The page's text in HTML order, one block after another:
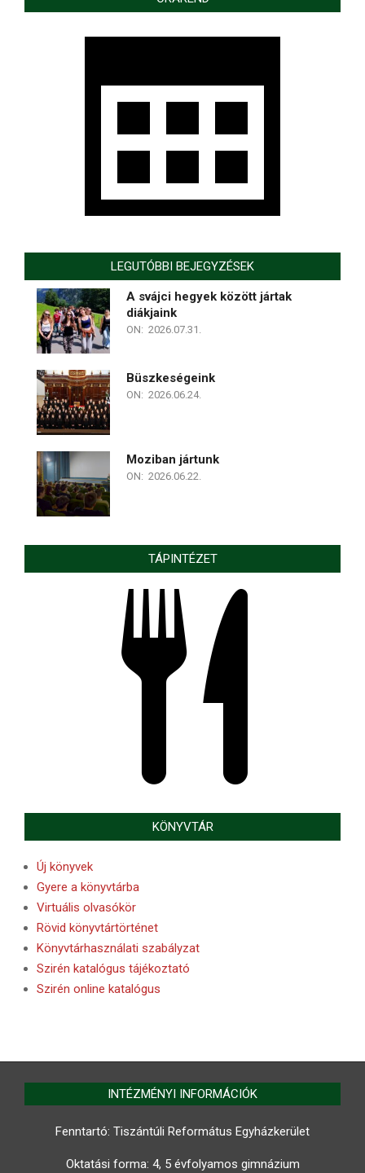
LEGUTÓBBI BEJEGYZÉSEK
A svájci hegyek között jártak
diákjaink
ON: 2026.07.31.
Büszkeségeink
ON: 2026.06.24.
Moziban jártunk
ON: 2026.06.22.
TÁPINTÉZET
KÖNYVTÁR
Új könyvek
Gyere a könyvtárba
Virtuális olvasókör
Rövid könyvtártörténet
Könyvtárhasználati szabályzat
Szirén katalógus tájékoztató
Szirén online katalógus
INTÉZMÉNYI INFORMÁCIÓK
Fenntartó: Tiszántúli Református Egyházkerület
Oktatási forma: 4, 5 évfolyamos gimnázium